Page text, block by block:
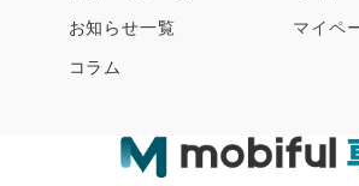
お知らせ一覧
コラム
マイペ